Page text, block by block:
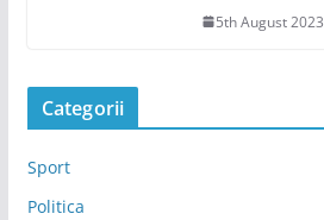
5th August 2023
Categorii
Sport
Politica